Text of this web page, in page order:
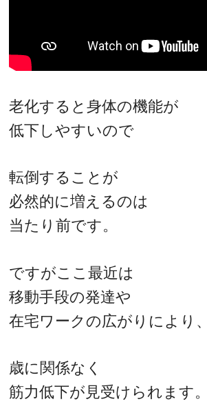
老化すると身体の機能が
低下しやすいので
転倒することが
必然的に増えるのは
当たり前です。
ですがここ最近は
移動手段の発達や
在宅ワークの広がりにより、
歳に関係なく
筋力低下が見受けられます。